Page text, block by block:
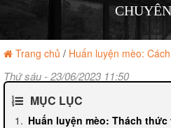
Trang chủ / Huấn luyện mèo:
Thứ sáu - 23/06/2023 11:50
MỤC LỤC
Huấn luyện mèo: Thách